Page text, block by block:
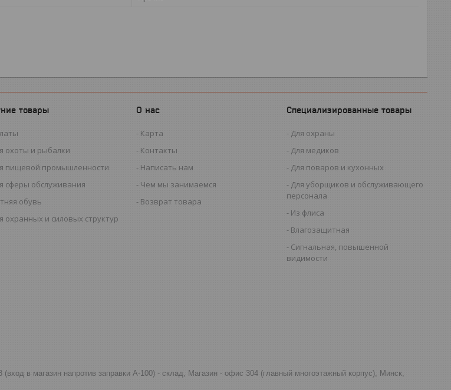
товары
охоты и рыбалки
пищевой промышленности
сферы обслуживания
обувь
охранных и силовых структур
О нас
Карта
Контакты
Написать нам
Чем мы занимаемся
Возврат товара
Специализированные товары
Для охраны
Для медиков
Для поваров и кухонных
Для уборщиков и обслуживающего
персонала
Из флиса
Влагозащитная
Сигнальная, повышенной
видимости
в магазин напротив заправки А-100) - склад, Магазин - офис 304 (главный многоэтажный корпус), Минск,